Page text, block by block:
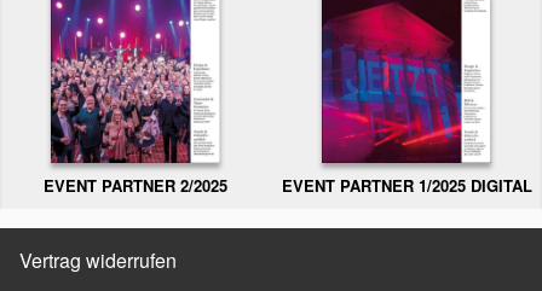
EVENT PARTNER 2/2025 EVENT PARTNER 1/2025 DIGITAL
Vertrag widerrufen